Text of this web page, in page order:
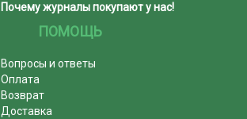
Почему журналы покупают у нас!
ПОМОЩЬ
Вопросы и ответы
Оплата
Возврат
Доставка